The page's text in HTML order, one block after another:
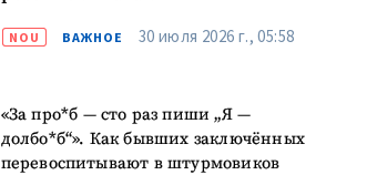
NOU ВАЖНОЕ 30 июля 2026 г., 05:58
«За про*б — сто раз пиши „Я —
долбо*б“». Как бывших заключённых
перевоспитывают в штурмовиков